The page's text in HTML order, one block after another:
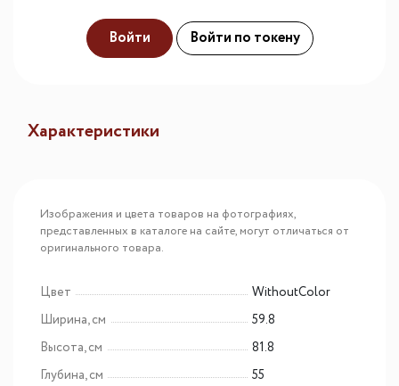
Войти Войти по токену
Характеристики
Изображения и цвета товаров на фотографиях,
представленных в каталоге на сайте, могут отличаться от
оригинального товара.
Цвет
WithoutColor
Ширина, см
59.8
Высота, см
81.8
Глубина, см
55